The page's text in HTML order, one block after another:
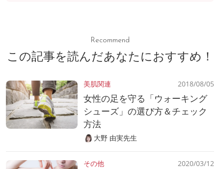
Recommend
この記事を読んだあなたにおすすめ！
美肌関連 2018/08/05
女性の足を守る「ウォーキング
シューズ」の選び方＆チェック
方法
大野 由実先生
その他 2020/03/12